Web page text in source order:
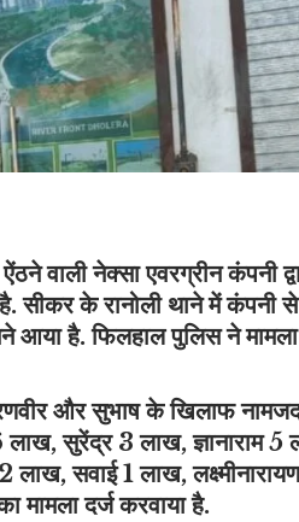
वाली नेक्सा एवरग्रीन कंपनी
सीकर के रानोली थाने में कंपनी
आया है. फिलहाल पुलिस ने मामला
और सुभाष के खिलाफ
सुरेंद्र 3 लाख, ज्ञानाराम 5
सवाई 1 लाख,
दर्ज करवाया है.